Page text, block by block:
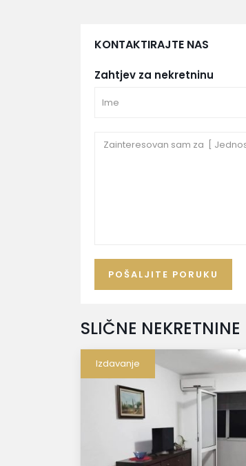
KONTAKTIRAJTE NAS
Zahtjev za nekretninu
SLIČNE NEKRETNINE
Izdavanje